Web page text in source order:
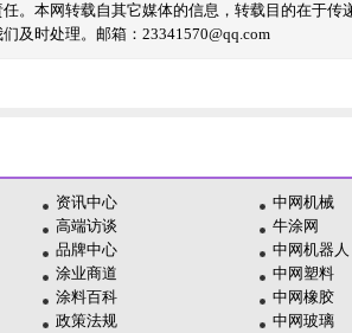
。本网转载自其它媒体的信息，转载目的在于
及时处理。邮箱：23341570@qq.com
资讯中心
高端访谈
品牌中心
涂业商道
涂料百科
政策法规
中网机械
牛涂网
中网机器人
中网塑料
中网橡胶
中网玻璃